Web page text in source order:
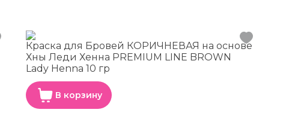
Краска для Бровей КОРИЧНЕВАЯ на основе
Хны Леди Хенна PREMIUM LINE BROWN
Lady Henna 10 гр
В корзину